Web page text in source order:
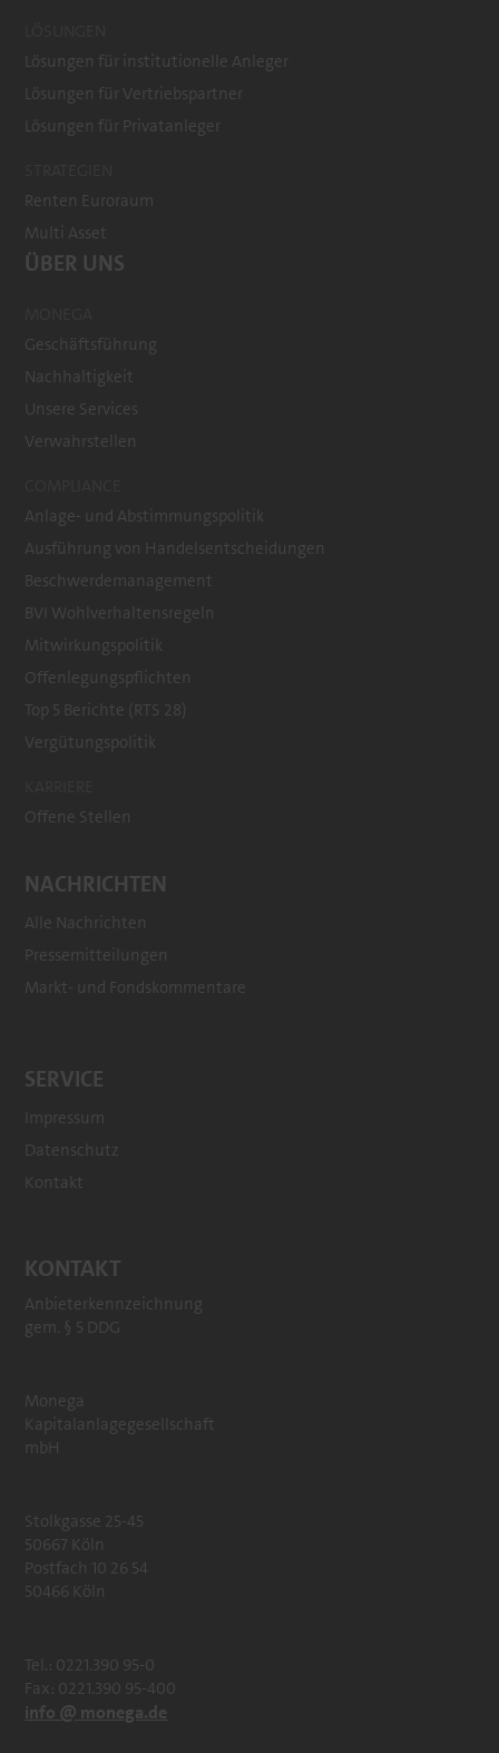
Lösungen für institutionelle Anleger
Lösungen für Vertriebspartner
Lösungen für Privatanleger
Renten Euroraum
Multi Asset
ÜBER UNS
Geschäftsführung
Nachhaltigkeit
Unsere Services
Verwahrstellen
Anlage- und Abstimmungspolitik
Ausführung von Handelsentscheidungen
Beschwerdemanagement
BVI Wohlverhaltensregeln
Mitwirkungspolitik
Offenlegungspflichten
Top 5 Berichte (RTS 28)
Vergütungspolitik
Offene Stellen
NACHRICHTEN
Alle Nachrichten
Pressemitteilungen
Markt- und Fondskommentare
SERVICE
Impressum
Datenschutz
Kontakt
KONTAKT
Anbieterkennzeichnung
gem. § 5 DDG
Monega
Kapitalanlagegesellschaft
mbH
Stolkgasse 25-45
50667 Köln
Postfach 10 26 54
50466 Köln
Tel.: 0221.390 95-0
Fax: 0221.390 95-400
info @ monega.de